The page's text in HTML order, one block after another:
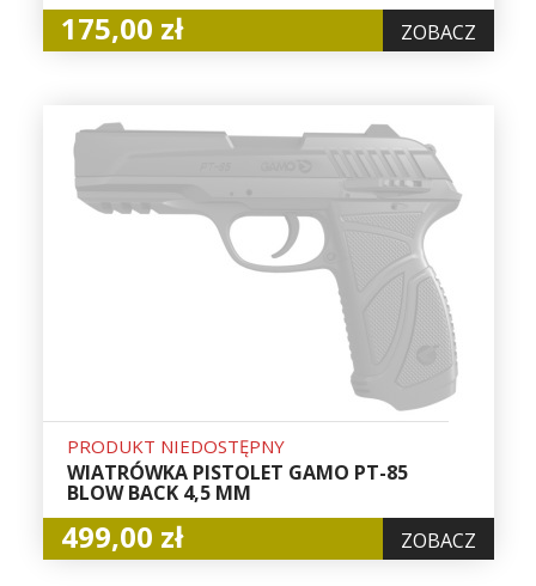
175,00 zł ZOBACZ
PRODUKT NIEDOSTĘPNY
WIATRÓWKA PISTOLET GAMO PT-85
BLOW BACK 4,5 MM
499,00 zł ZOBACZ